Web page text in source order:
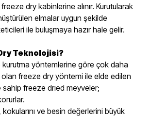
dry kabinlerine alınır. Kurutularak
elmalar uygun şekilde
ile buluşmaya hazır hale gelir.
Teknolojisi?
yöntemlerine göre çok daha
olan freeze dry yöntemi ile elde edilen
freeze drıed meyveler;
kokularını ve besin değerlerini büyük